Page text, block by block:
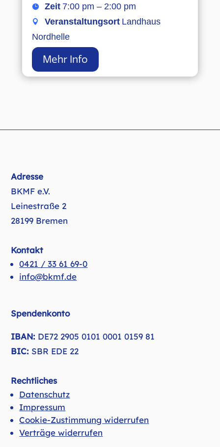
Zeit 7:00 pm – 2:00 pm
Veranstaltungsort Landhaus
Nordhelle
Mehr Info
Adresse
BKMF e.V.
Leinestraße 2
28199 Bremen
Kontakt
0421 / 33 61 69-0
info@bkmf.de
Spendenkonto
IBAN: DE72 2905 0101 0001 0159 81
BIC: SBR EDE 22
Rechtliches
Datenschutz
Impressum
Cookie-Zustimmung widerrufen
Verträge widerrufen